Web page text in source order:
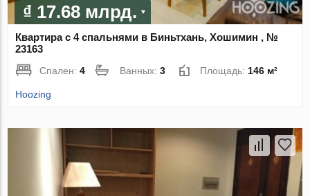
₫ 17.68 млрд.
Квартира с 4 спальнями в Биньтхань, Хошимин , №
23163
Спален:4 Ванных:3 Площадь: 146 м²
Hoozing